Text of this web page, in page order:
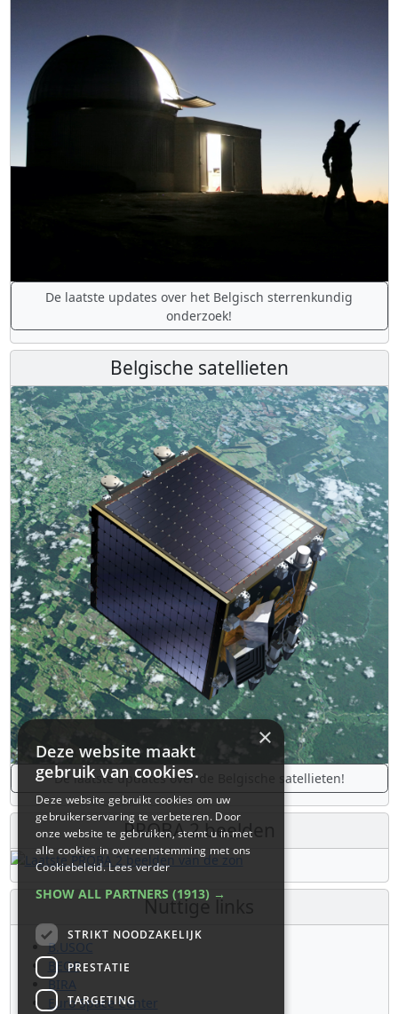
De laatste updates over het Belgisch sterrenkundig
onderzoek!
Belgische satellieten
De laatste updates over de Belgische satellieten!
PROBA 2 beelden
Nuttige links
B.USOC
BEOP
BIRA
Euro Space Center
×
Deze website maakt
gebruik van cookies.
Deze website gebruikt cookies om uw
gebruikerservaring te verbeteren. Door
onze website te gebruiken, stemt u in met
alle cookies in overeenstemming met ons
Cookiebeleid.Lees verder
SHOW ALL PARTNERS (1913) →
STRIKT NOODZAKELIJK
PRESTATIE
TARGETING